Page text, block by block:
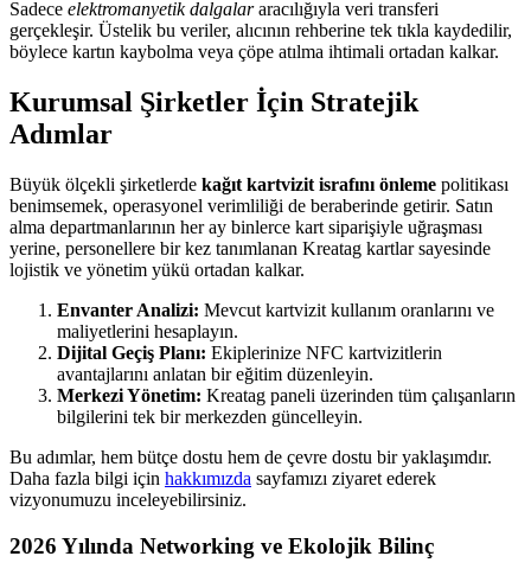
Sadece elektromanyetik dalgalararacılığıyla veri transferi
gerçekleşir. Üstelik bu veriler, alıcının rehberine tek tıkla kaydedilir,
böylece kartın kaybolma veya çöpe atılma ihtimali ortadan kalkar.
Kurumsal Şirketler İçin Stratejik
Adımlar
Büyük ölçekli şirketlerde kağıt kartvizit israfını önleme politikası
benimsemek, operasyonel verimliliği de beraberinde getirir. Satın
alma departmanlarının her ay binlerce kart siparişiyle uğraşması
yerine, personellere bir kez tanımlanan Kreatag kartlar sayesinde
lojistik ve yönetim yükü ortadan kalkar.
Envanter Analizi: Mevcut kartvizit kullanım oranlarını ve
maliyetlerini hesaplayın.
Dijital Geçiş Planı: Ekiplerinize NFC kartvizitlerin
avantajlarını anlatan bir eğitim düzenleyin.
Merkezi Yönetim: Kreatag paneli üzerinden tüm çalışanların
bilgilerini tek bir merkezden güncelleyin.
Bu adımlar, hem bütçe dostu hem de çevre dostu bir yaklaşımdır.
Daha fazla bilgi için hakkımızda sayfamızı ziyaret ederek
vizyonumuzu inceleyebilirsiniz.
2026 Yılında Networking ve Ekolojik Bilinç